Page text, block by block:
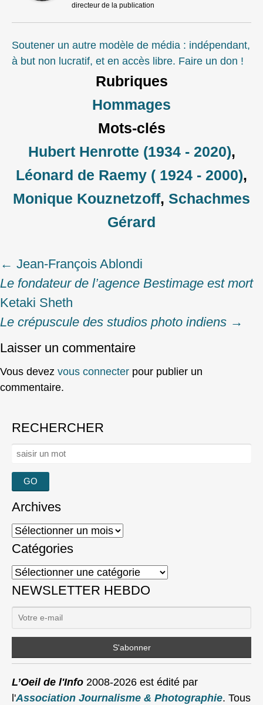
directeur de la publication
Soutener un autre modèle de média : indépendant,
à but non lucratif, et en accès libre. Faire un don !
Rubriques
Hommages
Mots-clés
Hubert Henrotte (1934 - 2020),
Léonard de Raemy ( 1924 - 2000),
Monique Kouznetzoff, Schachmes
Gérard
Post
navigation
← Jean‑François Ablondi
Le fondateur de l’agence Bestimage est mort
Ketaki Sheth
Le crépuscule des studios photo indiens →
Laisser un commentaire
Vous devez vous connecter pour publier un
commentaire.
RECHERCHER
Rechercher :
Archives
Archives
Catégories
Catégories
NEWSLETTER HEBDO
L’Oeil de l'Info 2008-2026 est édité par
l'Association Journalisme & Photographie. Tous